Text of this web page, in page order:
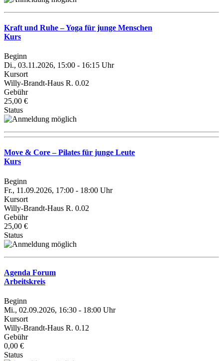
Kraft und Ruhe – Yoga für junge Menschen
Kurs
Beginn
Di., 03.11.2026, 15:00 - 16:15 Uhr
Kursort
Willy-Brandt-Haus R. 0.02
Gebühr
25,00 €
Status
Move & Core – Pilates für junge Leute
Kurs
Beginn
Fr., 11.09.2026, 17:00 - 18:00 Uhr
Kursort
Willy-Brandt-Haus R. 0.02
Gebühr
25,00 €
Status
Agenda Forum
Arbeitskreis
Beginn
Mi., 02.09.2026, 16:30 - 18:00 Uhr
Kursort
Willy-Brandt-Haus R. 0.12
Gebühr
0,00 €
Status